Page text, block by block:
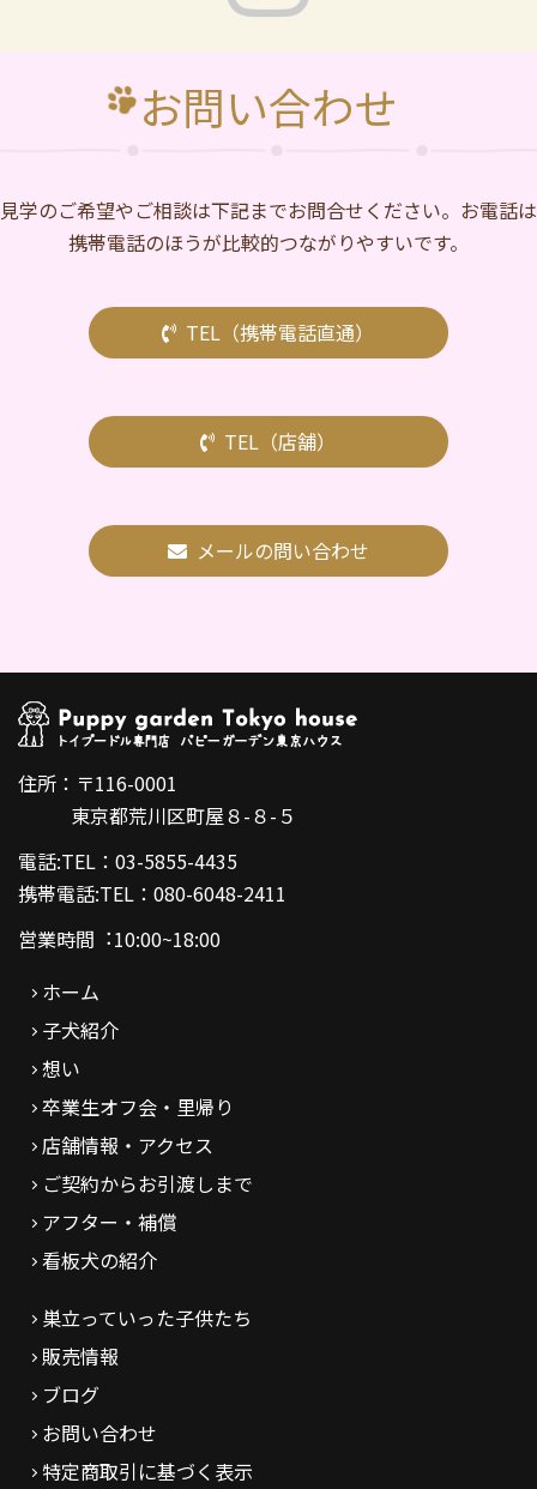
お問い合わせ
⾒学のご希望やご相談は下記までお問合せください。お電話は
携帯電話のほうが比較的つながりやすいです。
TEL（携帯電話直通）
TEL（店舗）
メールの問い合わせ
住所：〒116-0001
東京都荒川区町屋８-８-５
電話:TEL：03-5855-4435
携帯電話:TEL：080-6048-2411
営業時間︓10:00~18:00
ホーム
子犬紹介
想い
卒業生オフ会・里帰り
店舗情報・アクセス
ご契約からお引渡しまで
アフター・補償
看板犬の紹介
巣立っていった子供たち
販売情報
ブログ
お問い合わせ
特定商取引に基づく表示